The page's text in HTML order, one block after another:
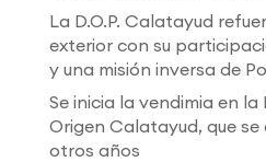
La D.O.P. Calatayud
exterior con su
y una misión inversa de
Se inicia la vendimia en
Origen Calatayud, que
otros años